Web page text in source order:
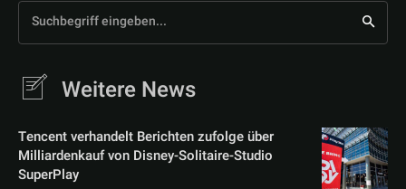
Suchbegriff eingeben...
Weitere News
Tencent verhandelt Berichten zufolge über
Milliardenkauf von Disney-Solitaire-Studio
SuperPlay